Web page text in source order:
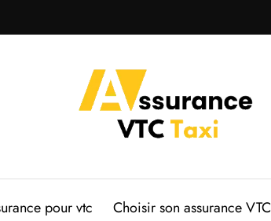
pour vtc Choisir son assurance VTC